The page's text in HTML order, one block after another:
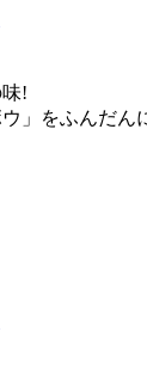
!
」をふんだん